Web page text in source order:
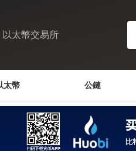
以太幣交易所
太幣 公鏈